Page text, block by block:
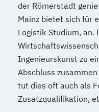
der Römerstadt
Mainz bietet sich für
Logistik-Studium, an.
Ingenieurskunst zu
Abschluss
tut dies oft auch als
Zusatzqualifikation,